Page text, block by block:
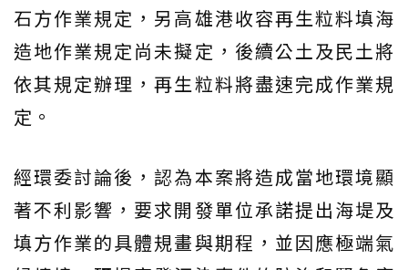
石方作業規定，另高雄港收容再生粒料填海
造地作業規定尚未擬定，後續公土及民土將
依其規定辦理，再生粒料將盡速完成作業規
定。
經環委討論後，認為本案將造成當地環境顯
著不利影響，要求開發單位承諾提出海堤及
填方作業的具體規畫與期程，並因應極端氣